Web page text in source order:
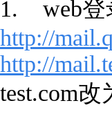
1. web登
http://
http://
test.com改